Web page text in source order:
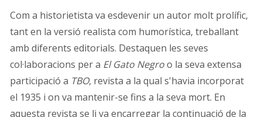
Com a historietista va esdevenir un autor molt prolífic,
tant en la versió realista com humorística, treballant
amb diferents editorials. Destaquen les seves
col·laboracions per a El Gato Negroo la seva extensa
participació a TBO, revista a la qual s'havia incorporat
el 1935 i on va mantenir-se fins a la seva mort. En
aquesta revista se li va encarregar la continuació de la